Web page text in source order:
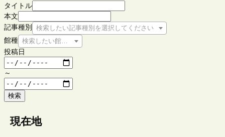
タイトル
本文
記事種別
検索したい記事種別を選択してください
館種 検索したい館種を選択してください
投稿日
～
検索
現在地